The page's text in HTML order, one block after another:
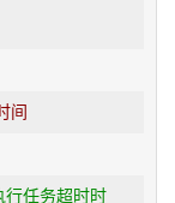
间
行任务超时时